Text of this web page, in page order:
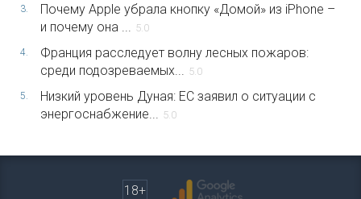
3.
Почему Apple убрала кнопку «Домой» из iPhone –
и почему она ...
5.0
4.
Франция расследует волну лесных пожаров:
среди подозреваемых...
5.0
5.
Низкий уровень Дуная: ЕС заявил о ситуации с
энергоснабжение...
5.0
18+